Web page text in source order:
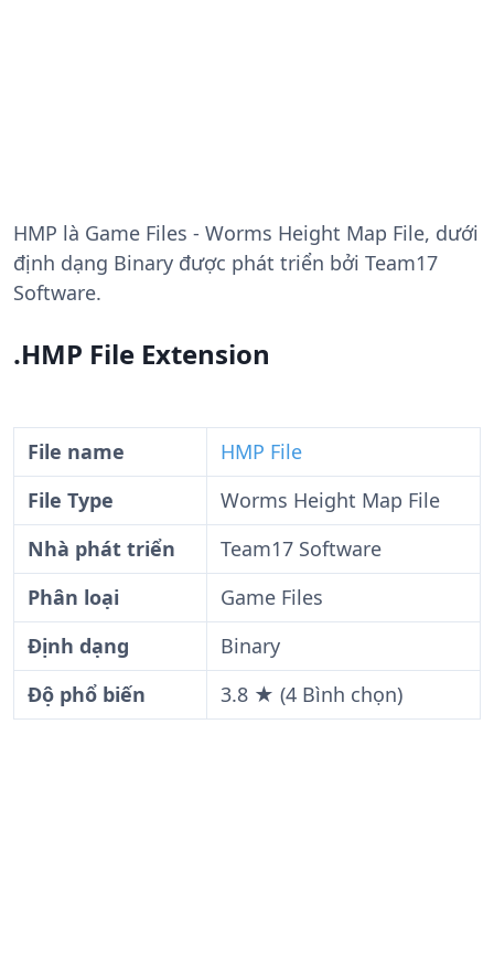
HMP là Game Files - Worms Height Map File, dưới
định dạng Binary được phát triển bởi Team17
Software.
.HMP File Extension
File name
HMP File
File Type
Worms Height Map File
Nhà phát triển
Team17 Software
Phân loại
Game Files
Định dạng
Binary
Độ phổ biến
3.8 ★ (4 Bình chọn)